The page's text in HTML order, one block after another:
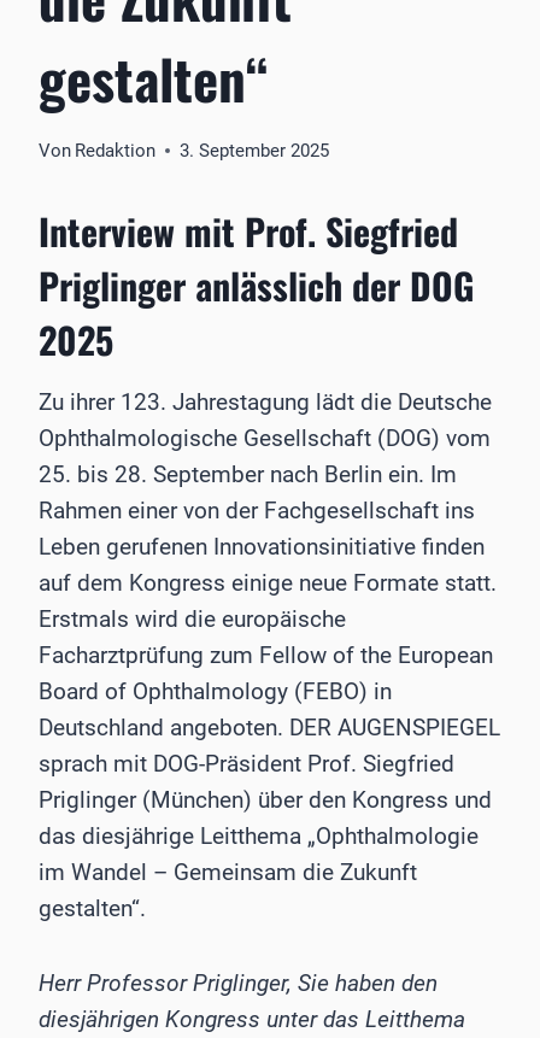
gestalten“
Von Redaktion 3. September 2025
Interview mit Prof. Siegfried
Priglinger anlässlich der DOG
2025
Zu ihrer 123. Jahrestagung lädt die Deutsche
Ophthalmologische Gesellschaft (DOG) vom
25. bis 28. September nach Berlin ein. Im
Rahmen einer von der Fachgesellschaft ins
Leben gerufenen Innovationsinitiative finden
auf dem Kongress einige neue Formate statt.
Erstmals wird die europäische
Facharztprüfung zum Fellow of the European
Board of Ophthalmology (FEBO) in
Deutschland angeboten. DER AUGENSPIEGEL
sprach mit DOG-Präsident Prof. Siegfried
Priglinger (München) über den Kongress und
das diesjährige Leitthema „Ophthalmologie
im Wandel – Gemeinsam die Zukunft
gestalten“.
Herr Professor Priglinger, Sie haben den
diesjährigen Kongress unter das Leitthema